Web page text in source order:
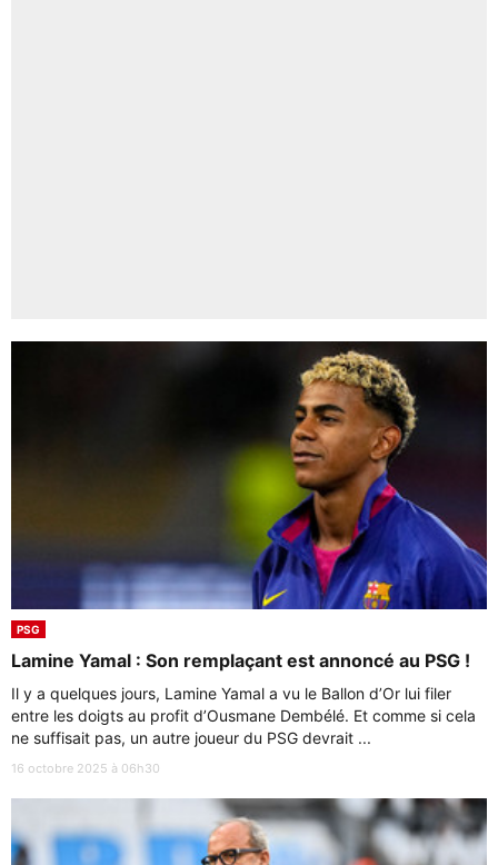
PSG
Lamine Yamal : Son remplaçant est annoncé au PSG !
Il y a quelques jours, Lamine Yamal a vu le Ballon d’Or lui filer
entre les doigts au profit d’Ousmane Dembélé. Et comme si cela
ne suffisait pas, un autre joueur du PSG devrait ...
16 octobre 2025 à 06h30